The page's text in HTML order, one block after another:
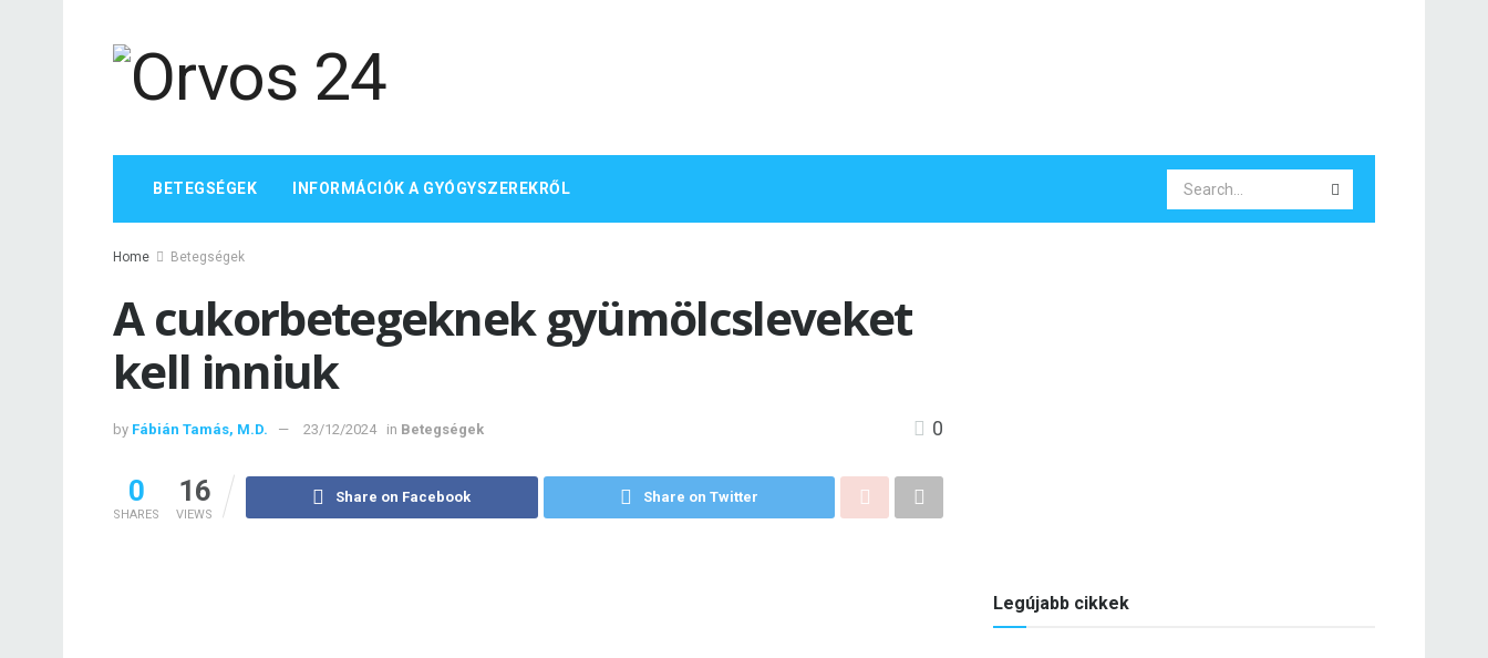
BETEGSÉGEK INFORMÁCIÓK A GYÓGYSZEREKRŐL
Home Betegségek
A cukorbetegeknek gyümölcsleveket
kell inniuk
by Fábián Tamás, M.D. 23/12/2024 in Betegségek 0
0
SHARES
16
VIEWS
Share on Facebook Share on Twitter
Legújabb cikkek